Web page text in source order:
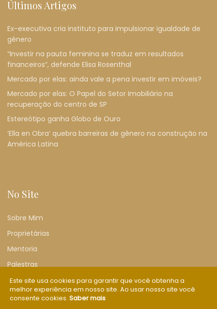
Este site usa cookies para garantir que você obtenha a
melhor experiência em nosso site. Ao usar nosso site você
consente cookies. Saber mais
Últimos Artigos
Ex-executiva cria instituto para impulsionar igualdade de
gênero
“Investir na pauta feminina se traduz em resultados
financeiros”, defende Elisa Rosenthal
Mercado por elas: ainda vale a pena investir em imóveis?
Mercado por elas: O Papel do Setor Imobiliário na
recuperação do centro de SP
Estereótipo ganha Globo de Ouro
‘Ella en Obra’ quebra barreiras de gênero na construção na
América Latina
No Site
Sobre Mim
Proprietárias
Mentoria
Palestras
Artigos
Política de privacidade